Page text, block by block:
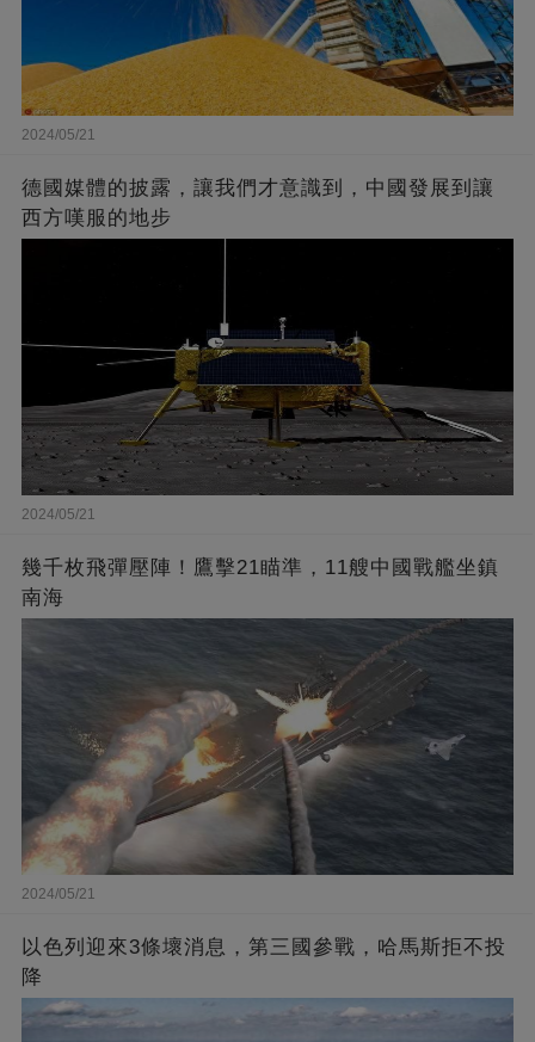
2024/05/21
德國媒體的披露，讓我們才意識到，中國發展到讓
西方嘆服的地步
2024/05/21
幾千枚飛彈壓陣！鷹擊21瞄準，11艘中國戰艦坐鎮
南海
2024/05/21
以色列迎來3條壞消息，第三國參戰，哈馬斯拒不投
降